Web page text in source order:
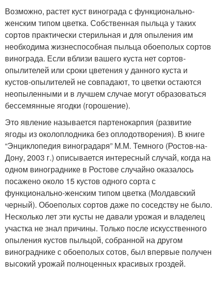
Возможно, растет куст винограда с функционально-
женским типом цветка. Собственная пыльца у таких
сортов практически стерильная и для опыления им
необходима жизнеспособная пыльца обоеполых сортов
винограда. Если вблизи вашего куста нет сортов-
опылителей или сроки цветения у данного куста и
кустов-опылителей не совпадают, то цветки остаются
неопыленными и в лучшем случае могут образоваться
бессемянные ягодки (горошение).
Это явление называется партенокарпия (развитие
ягоды из околоплодника без оплодотворения). В книге
“Энциклопедия виноградаря” М.М. Темного (Ростов-на-
Дону, 2003 г.) описывается интересный случай, когда на
одном винограднике в Ростове случайно оказалось
посажено около 15 кустов одного сорта с
функционально-женским типом цветка (Молдавский
черный). Обоеполых сортов даже по соседству не было.
Несколько лет эти кусты не давали урожая и владелец
участка не знал причины. Только после искусственного
опыления кустов пыльцой, собранной на другом
винограднике с обоеполых сотов, был впервые получен
высокий урожай полноценных красивых гроздей.